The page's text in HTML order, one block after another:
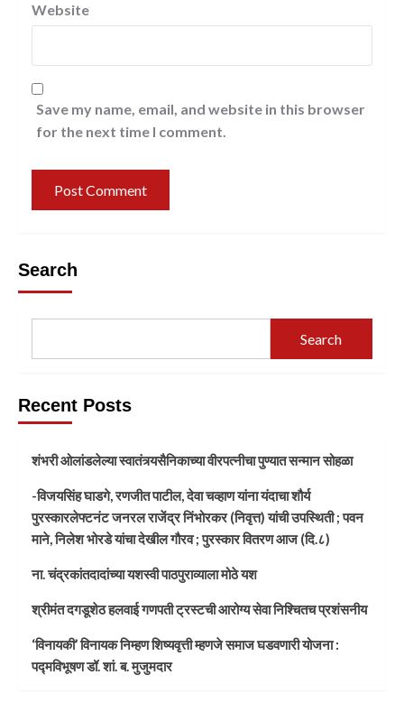
Website
Save my name, email, and website in this browser
for the next time I comment.
Search
Search
Recent Posts
शंभरी ओलांडलेल्या स्वातंत्र्यसैनिकाच्या वीरपत्नीचा पुण्यात सन्मान सोहळा
-विजयसिंह घाडगे, रणजीत पाटील, देवा चव्हाण यांना यंदाचा शौर्य
पुरस्कारलेफ्टनंट जनरल राजेंद्र निंभोरकर (निवृत्त) यांची उपस्थिती ; पवन
माने, निलेश भोरडे यांचा देखील गौरव ; पुरस्कार वितरण आज (दि.८)
ना. चंद्रकांतदादांच्या यशस्वी पाठपुराव्याला मोठे यश
श्रीमंत दगडूशेठ हलवाई गणपती ट्रस्टची आरोग्य सेवा निश्चितच प्रशंसनीय
‘विनायकी’ विनायक निम्हण शिष्यवृत्ती म्हणजे समाज घडवणारी योजना :
पद्मविभूषण डॉ. शां. ब. मुजुमदार